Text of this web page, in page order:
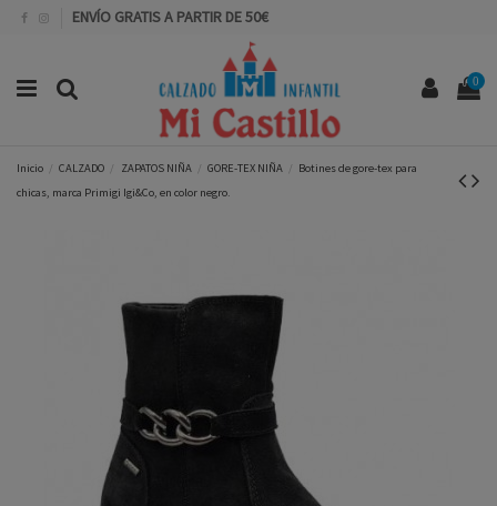
ENVÍO GRATIS A PARTIR DE 50€
0
Inicio CALZADO ZAPATOS NIÑA GORE-TEX NIÑA
Botines de gore-tex para
chicas, marca Primigi Igi&Co, en color negro.